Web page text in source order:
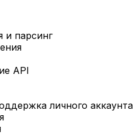
и парсинг
API
личного аккаунта